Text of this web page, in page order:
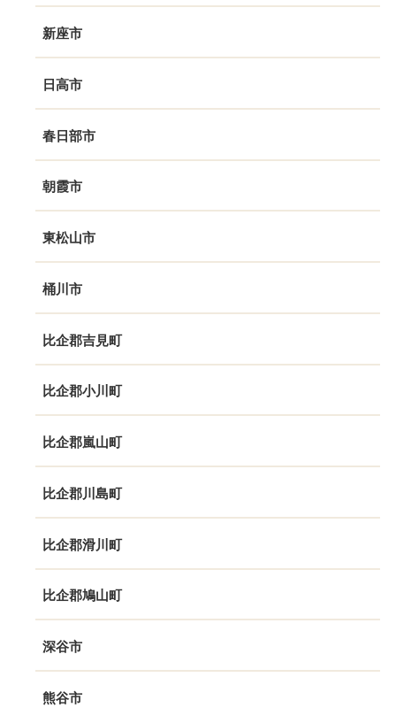
新座市
日高市
春日部市
朝霞市
東松山市
桶川市
比企郡吉見町
比企郡小川町
比企郡嵐山町
比企郡川島町
比企郡滑川町
比企郡鳩山町
深谷市
熊谷市